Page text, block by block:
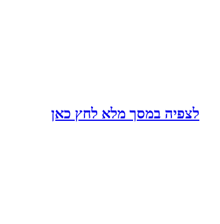
לצפיה במסך מלא לחץ כאן